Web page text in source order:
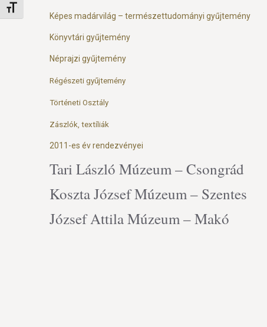
Betűméret váltása
Képes madárvilág – természettudományi gyűjtemény
Könyvtári gyűjtemény
Néprajzi gyűjtemény
Régészeti gyűjtemény
Történeti Osztály
Zászlók, textíliák
2011-es év rendezvényei
Tari László Múzeum – Csongrád
Koszta József Múzeum – Szentes
József Attila Múzeum – Makó